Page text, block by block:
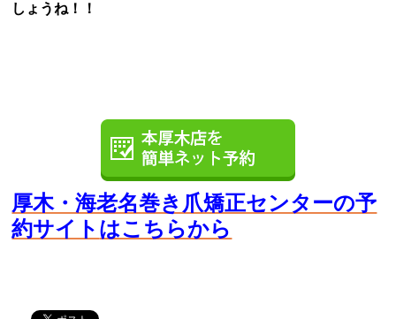
しょうね！！
厚木・海老名巻き爪矯正センターの予
約サイト はこちらから